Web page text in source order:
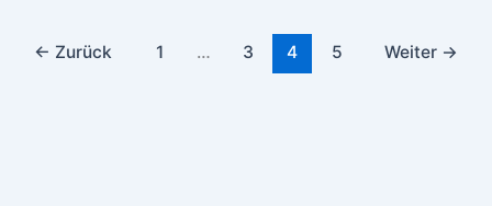
← Zurück 1 … 3 4 5 Weiter →